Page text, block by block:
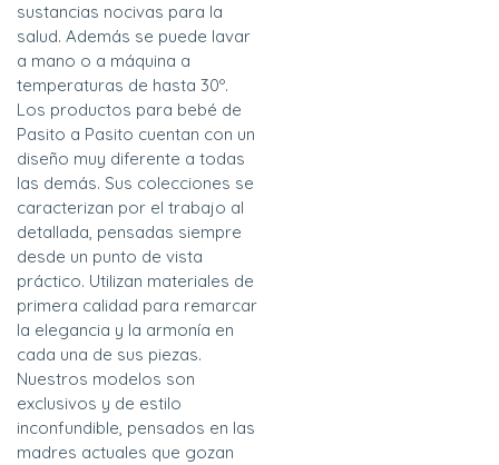
sustancias nocivas para la
salud. Además se puede lavar
a mano o a máquina a
temperaturas de hasta 30º.
Los productos para bebé de
Pasito a Pasito cuentan con un
diseño muy diferente a todas
las demás. Sus colecciones se
caracterizan por el trabajo al
detallada, pensadas siempre
desde un punto de vista
práctico. Utilizan materiales de
primera calidad para remarcar
la elegancia y la armonía en
cada una de sus piezas.
Nuestros modelos son
exclusivos y de estilo
inconfundible, pensados en las
madres actuales que gozan